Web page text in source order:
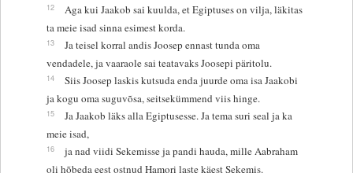
12
Aga kui Jaakob sai kuulda, et Egiptuses on vilja, läkitas
ta meie isad sinna esimest korda.
13
Ja teisel korral andis Joosep ennast tunda oma
vendadele, ja vaaraole sai teatavaks Joosepi päritolu.
14
Siis Joosep laskis kutsuda enda juurde oma isa Jaakobi
ja kogu oma suguvõsa, seitsekümmend viis hinge.
15
Ja Jaakob läks alla Egiptusesse. Ja tema suri seal ja ka
meie isad,
16
ja nad viidi Sekemisse ja pandi hauda, mille Aabraham
oli hõbeda eest ostnud Hamori laste käest Sekemis.